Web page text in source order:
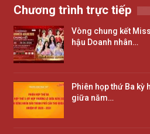
Chương trình trực tiếp
Vòng chung kết
hậu Doanh nhân…
Phiên họp thứ Ba kỳ
giữa năm…